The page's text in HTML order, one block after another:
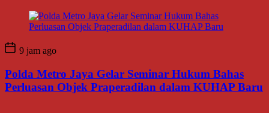
9 jam ago
Polda Metro Jaya Gelar Seminar Hukum Bahas
Perluasan Objek Praperadilan dalam KUHAP Baru